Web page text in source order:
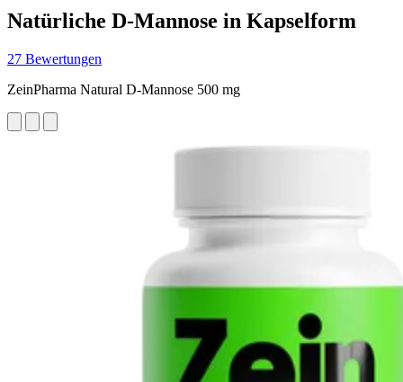
Natürliche D-Mannose in Kapselform
27 Bewertungen
ZeinPharma Natural D-Mannose 500 mg